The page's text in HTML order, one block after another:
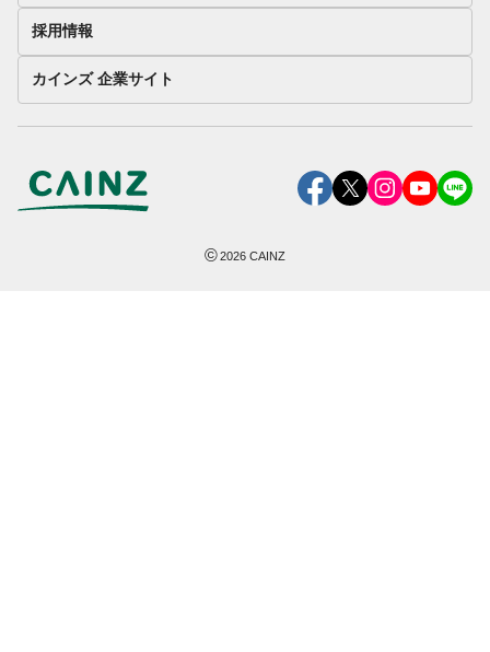
採用情報
カインズ 企業サイト
©2026 CAINZ